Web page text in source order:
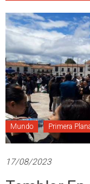
Mundo Primera
17/08/2023